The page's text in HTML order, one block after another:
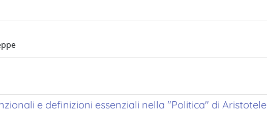
e definizioni essenziali nella "Politica" di Aristotele